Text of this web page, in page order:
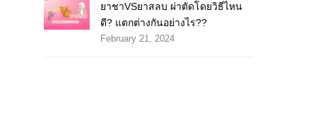
ยาชาVSยาสลบ ผ่าตัดโดยวิธีไหน
ดี? แตกต่างกันอย่างไร??
February 21, 2024